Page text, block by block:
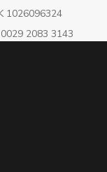
1026096324
2083 3143